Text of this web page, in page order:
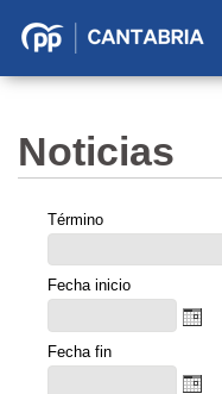
Partido
Cantabria
Noticias
Término
Fecha inicio
Fecha fin